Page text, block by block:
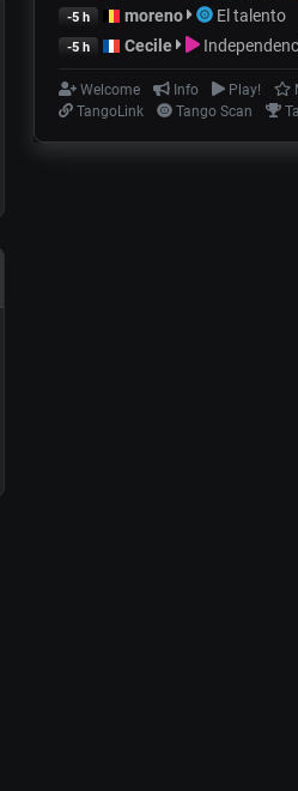
-5 h moreno El talento
-5 h Cecile
Welcome Info Play!
TangoLink
Tango Scan